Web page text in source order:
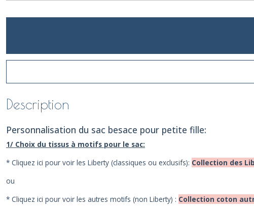
Description
Personnalisation du sac besace pour petite fille:
1/ Choix du tissus à motifs pour le sac:
* Cliquez ici pour voir les Liberty (classiques ou exclusifs): Collection des
ou
* Cliquez ici pour voir les autres motifs (non Liberty) : Collection coton